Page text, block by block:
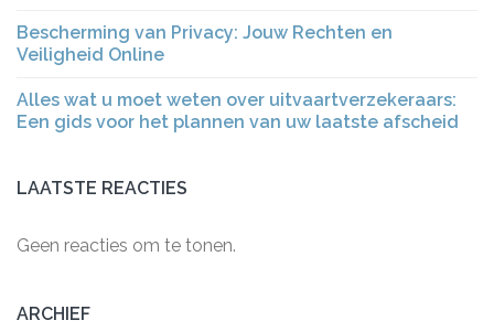
Bescherming van Privacy: Jouw Rechten en
Veiligheid Online
Alles wat u moet weten over uitvaartverzekeraars:
Een gids voor het plannen van uw laatste afscheid
LAATSTE REACTIES
Geen reacties om te tonen.
ARCHIEF